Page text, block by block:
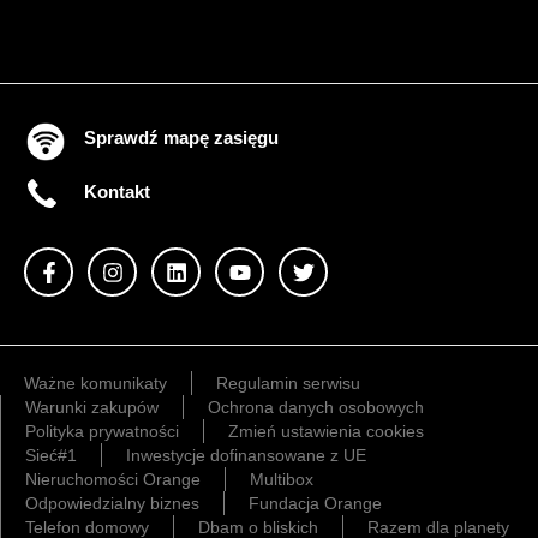
Sprawdź mapę zasięgu
Kontakt
Ważne komunikaty
Regulamin serwisu
Warunki zakupów
Ochrona danych osobowych
Polityka prywatności
Zmień ustawienia cookies
Sieć#1
Inwestycje dofinansowane z UE
Nieruchomości Orange
Multibox
Odpowiedzialny biznes
Fundacja Orange
Telefon domowy
Dbam o bliskich Razem dla planety